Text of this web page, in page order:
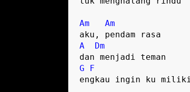
Am
Am
A
Dm
G
F
engkau ingin ku miliki